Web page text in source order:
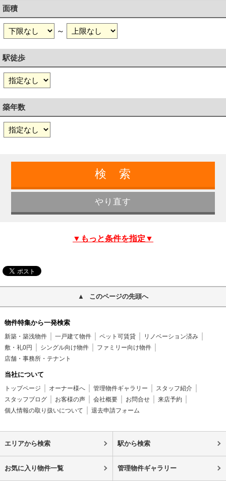
面積
～
駅徒歩
築年数
▼もっと条件を指定▼
このページの先頭へ
物件特集から一発検索
新築・築浅物件 一戸建て物件 ペット可賃貸
リノベーション済み
敷・礼0円
シングル向け物件
ファミリー向け物件
店舗・事務所・テナント
当社について
トップページ オーナー様へ 管理物件ギャラリー
スタッフ紹介
スタッフブログ
お客様の声 会社概要 お問合せ
来店予約
個人情報の取り扱いについて
退去申請フォーム
エリアから検索 駅から検索
お気に入り物件一覧 管理物件ギャラリー